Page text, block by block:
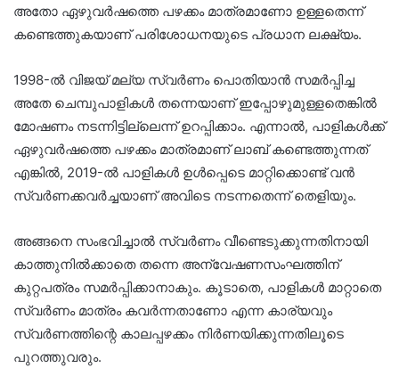
അതോ ഏഴുവർഷത്തെ പഴക്കം മാത്രമാണോ ഉള്ളതെന്ന്
കണ്ടെത്തുകയാണ് പരിശോധനയുടെ പ്രധാന ലക്ഷ്യം.
1998-ൽ വിജയ് മല്യ സ്വർണം പൊതിയാൻ സമർപ്പിച്ച
അതേ ചെമ്പുപാളികൾ തന്നെയാണ് ഇപ്പോഴുമുള്ളതെങ്കിൽ
മോഷണം നടന്നിട്ടില്ലെന്ന് ഉറപ്പിക്കാം. എന്നാൽ, പാളികൾക്ക്
ഏഴുവർഷത്തെ പഴക്കം മാത്രമാണ് ലാബ് കണ്ടെത്തുന്നത്
എങ്കിൽ, 2019-ൽ പാളികൾ ഉൾപ്പെടെ മാറ്റിക്കൊണ്ട് വൻ
സ്വർണക്കവർച്ചയാണ് അവിടെ നടന്നതെന്ന് തെളിയും.
അങ്ങനെ സംഭവിച്ചാൽ സ്വർണം വീണ്ടെടുക്കുന്നതിനായി
കാത്തുനിൽക്കാതെ തന്നെ അന്വേഷണസംഘത്തിന്
കുറ്റപത്രം സമർപ്പിക്കാനാകും. കൂടാതെ, പാളികൾ മാറ്റാതെ
സ്വർണം മാത്രം കവർന്നതാണോ എന്ന കാര്യവും
സ്വർണത്തിന്റെ കാലപ്പഴക്കം നിർണയിക്കുന്നതിലൂടെ
പുറത്തുവരും.